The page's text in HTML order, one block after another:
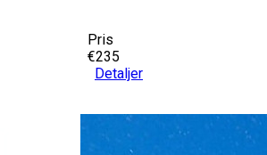
Pris
€235
Detaljer